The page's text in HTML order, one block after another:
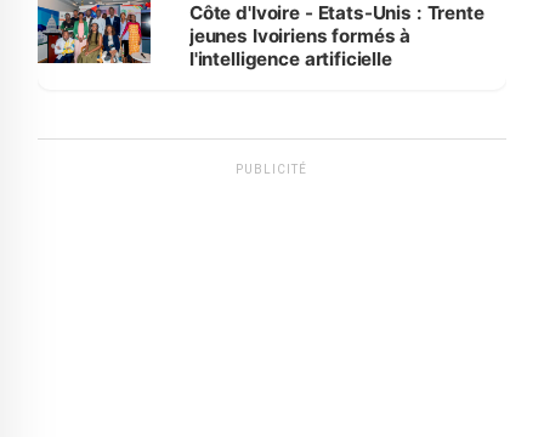
Côte d'Ivoire - Etats-Unis : Trente
jeunes Ivoiriens formés à
l'intelligence artificielle
PUBLICITÉ